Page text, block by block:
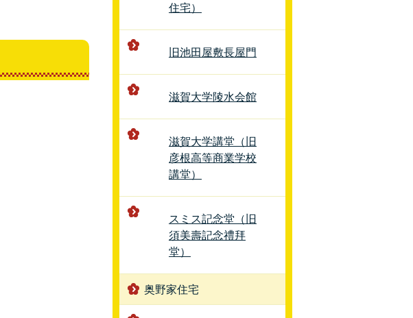
住宅）
旧池田屋敷長屋門
滋賀大学陵水会館
滋賀大学講堂（旧
彦根高等商業学校
講堂）
スミス記念堂（旧
須美壽記念禮拜
堂）
奥野家住宅